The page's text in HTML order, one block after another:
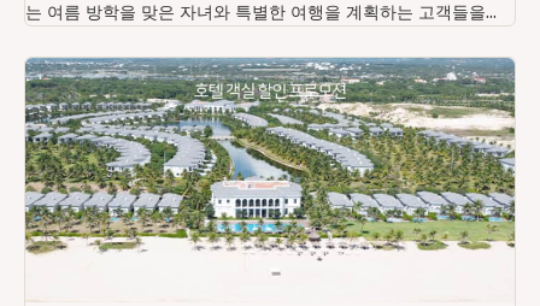
는 여름 방학을 맞은 자녀와 특별한 여행을 계획하는 고객들을...